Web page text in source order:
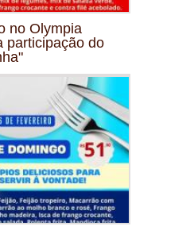
no Olympia
participação do